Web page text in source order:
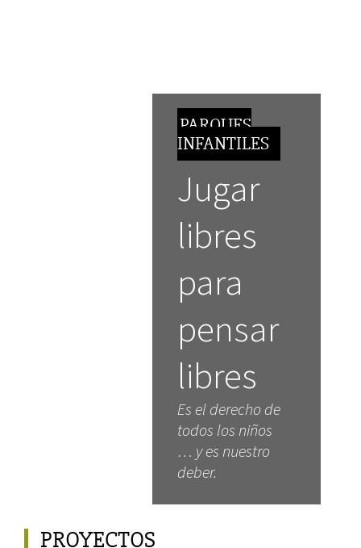
PARQUES
INFANTILES
Jugar
libres
para
pensar
libres
Es el derecho de
todos los niños
… y es nuestro
deber.
PROYECTOS